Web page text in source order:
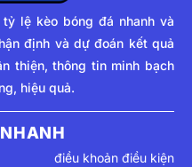
lệ kèo bóng đá nhanh và
định và dự đoán kết quả
thiện, thông tin minh bạch
hiệu quả.
điều khoản điều kiện